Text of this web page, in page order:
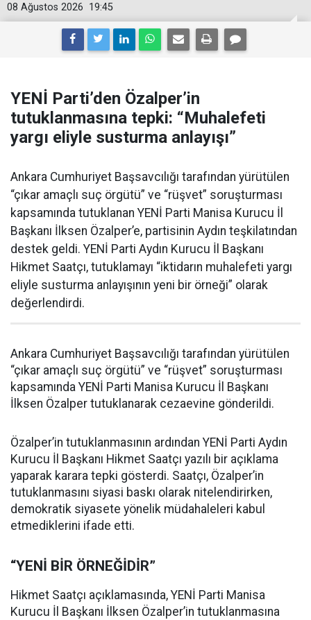
19:45
08 Ağustos 2026
YENİ Parti’den Özalper’in
tutuklanmasına tepki: “Muhalefeti
yargı eliyle susturma anlayışı”
Ankara Cumhuriyet Başsavcılığı tarafından yürütülen
“çıkar amaçlı suç örgütü” ve “rüşvet” soruşturması
kapsamında tutuklanan YENİ Parti Manisa Kurucu İl
Başkanı İlksen Özalper’e, partisinin Aydın teşkilatından
destek geldi. YENİ Parti Aydın Kurucu İl Başkanı
Hikmet Saatçı, tutuklamayı “iktidarın muhalefeti yargı
eliyle susturma anlayışının yeni bir örneği” olarak
değerlendirdi.
Ankara Cumhuriyet Başsavcılığı tarafından yürütülen
“çıkar amaçlı suç örgütü” ve “rüşvet” soruşturması
kapsamında YENİ Parti Manisa Kurucu İl Başkanı
İlksen Özalper tutuklanarak cezaevine gönderildi.
Özalper’in tutuklanmasının ardından YENİ Parti Aydın
Kurucu İl Başkanı Hikmet Saatçı yazılı bir açıklama
yaparak karara tepki gösterdi. Saatçı, Özalper’in
tutuklanmasını siyasi baskı olarak nitelendirirken,
demokratik siyasete yönelik müdahaleleri kabul
etmediklerini ifade etti.
“YENİ BİR ÖRNEĞİDİR”
Hikmet Saatçı açıklamasında, YENİ Parti Manisa
Kurucu İl Başkanı İlksen Özalper’in tutuklanmasına